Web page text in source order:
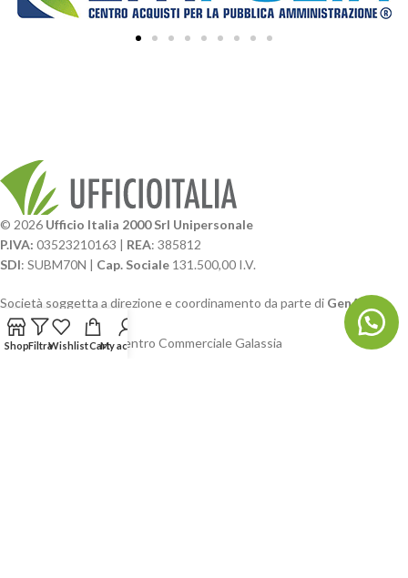
© 2026 Ufficio Italia 2000 Srl Unipersonale
P.IVA: 03523210163 | REA: 385812
SDI: SUBM70N | Cap. Sociale 131.500,00 I.V.
Società soggetta a direzione e coordinamento da parte di GenALFA
Holding srl
Via A. Ponti n. 4 – Centro Commerciale Galassia
ShopFiltraWishlistCartMy account